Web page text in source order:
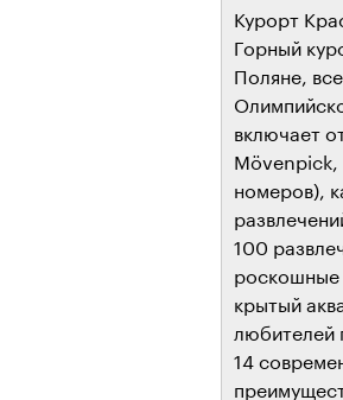
Курорт
Горный
Поляне,
включает
Mövenpick,
номеров),
100
роскошные
крытый
любителей
14